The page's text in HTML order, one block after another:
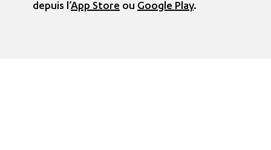
depuis l’App Store ou Google Play.